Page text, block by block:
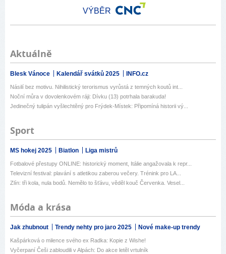
VÝBĚR
Aktuálně
Blesk Vánoce Kalendář svátků 2025 INFO.cz
Násilí bez motivu. Nihilistický terorismus vyrůstá z temných koutů int...
Noční můra v dovolenkovém ráji: Dívku (13) potrhala barakuda!
Jedinečný tulipán vyšlechtěný pro Frýdek-Místek: Připomíná historii vý...
Sport
MS hokej 2025 Biatlon Liga mistrů
Fotbalové přestupy ONLINE: historický moment, Itálie angažovala k repr...
Televizní festival: plavání s atletikou zaberou večery. Trénink pro LA...
Zlín: tři kola, nula bodů. Nemělo to šťávu, věděl kouč Červenka. Vesel...
Móda a krása
Jak zhubnout Trendy nehty pro jaro 2025 Nové make-up trendy
Kašpárková o milence svého ex Radka: Kopie z Wishe!
Vyčerpaní Češi zabloudili v Alpách: Do akce letěl vrtulník